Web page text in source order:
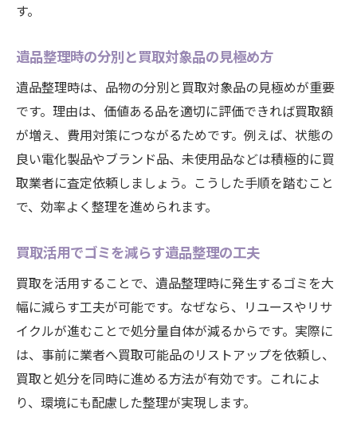
す。
遺品整理時の分別と買取対象品の見極め方
遺品整理時は、品物の分別と買取対象品の見極めが重要
です。理由は、価値ある品を適切に評価できれば買取額
が増え、費用対策につながるためです。例えば、状態の
良い電化製品やブランド品、未使用品などは積極的に買
取業者に査定依頼しましょう。こうした手順を踏むこと
で、効率よく整理を進められます。
買取活用でゴミを減らす遺品整理の工夫
買取を活用することで、遺品整理時に発生するゴミを大
幅に減らす工夫が可能です。なぜなら、リユースやリサ
イクルが進むことで処分量自体が減るからです。実際に
は、事前に業者へ買取可能品のリストアップを依頼し、
買取と処分を同時に進める方法が有効です。これによ
り、環境にも配慮した整理が実現します。